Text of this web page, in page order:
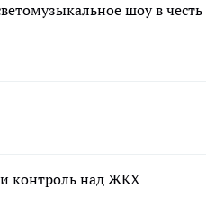
шоу в
контроль над ЖКХ